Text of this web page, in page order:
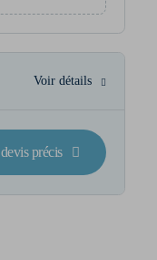
Voir détails
précis